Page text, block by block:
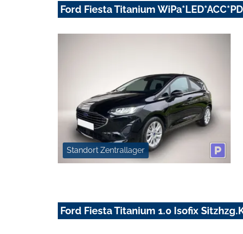
Ford Fiesta Titanium
Standort Zentrallager
Ford Fiesta Titanium 1.0 Isofix